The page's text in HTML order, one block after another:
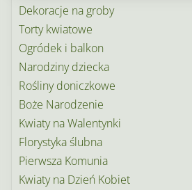
Dekoracje na groby
Torty kwiatowe
Ogródek i balkon
Narodziny dziecka
Rośliny doniczkowe
Boże Narodzenie
Kwiaty na Walentynki
Florystyka ślubna
Pierwsza Komunia
Kwiaty na Dzień Kobiet